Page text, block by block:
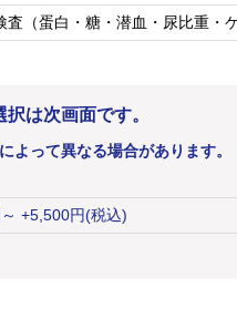
査（蛋白・糖・潜血・尿比重・
は次画面です。
よって異なる場合があります。
～ +5,500円(税込)